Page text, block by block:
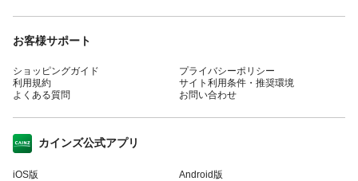
お客様サポート
ショッピングガイド
利用規約
よくある質問
プライバシーポリシー
サイト利用条件・推奨環境
お問い合わせ
カインズ公式アプリ
iOS版 Android版